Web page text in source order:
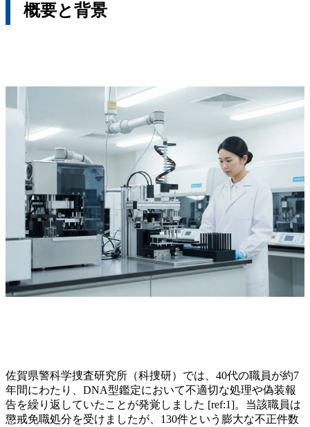
概要と背景
佐賀県警科学捜査研究所（科捜研）では、40代の職員が約7
年間にわたり、DNA型鑑定において不適切な処理や偽装報
告を繰り返していたことが発覚しました [ref:1]。当該職員は
懲戒免職処分を受けましたが、130件という膨大な不正件数